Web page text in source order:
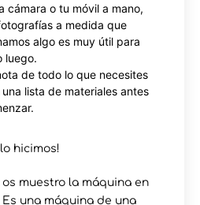
cámara o tu móvil a mano,
a medida que
algo es muy útil para
luego.
de todo lo que necesites
lista de materiales antes
hicimos!
muestro la máquina en
una máquina de una